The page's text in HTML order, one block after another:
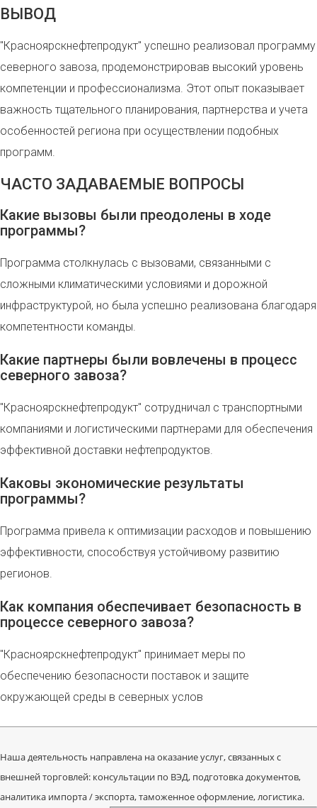
ВЫВОД
"Красноярскнефтепродукт" успешно реализовал программу
северного завоза, продемонстрировав высокий уровень
компетенции и профессионализма. Этот опыт показывает
важность тщательного планирования, партнерства и учета
особенностей региона при осуществлении подобных
программ.
ЧАСТО ЗАДАВАЕМЫЕ ВОПРОСЫ
Какие вызовы были преодолены в ходе
программы?
Программа столкнулась с вызовами, связанными с
сложными климатическими условиями и дорожной
инфраструктурой, но была успешно реализована благодаря
компетентности команды.
Какие партнеры были вовлечены в процесс
северного завоза?
"Красноярскнефтепродукт" сотрудничал с транспортными
компаниями и логистическими партнерами для обеспечения
эффективной доставки нефтепродуктов.
Каковы экономические результаты
программы?
Программа привела к оптимизации расходов и повышению
эффективности, способствуя устойчивому развитию
регионов.
Как компания обеспечивает безопасность в
процессе северного завоза?
"Красноярскнефтепродукт" принимает меры по
обеспечению безопасности поставок и защите
окружающей среды в северных услов
Наша деятельность направлена на оказание услуг, связанных с
внешней торговлей: консультации по ВЭД, подготовка документов,
аналитика импорта / экспорта, таможенное оформление, логистика.